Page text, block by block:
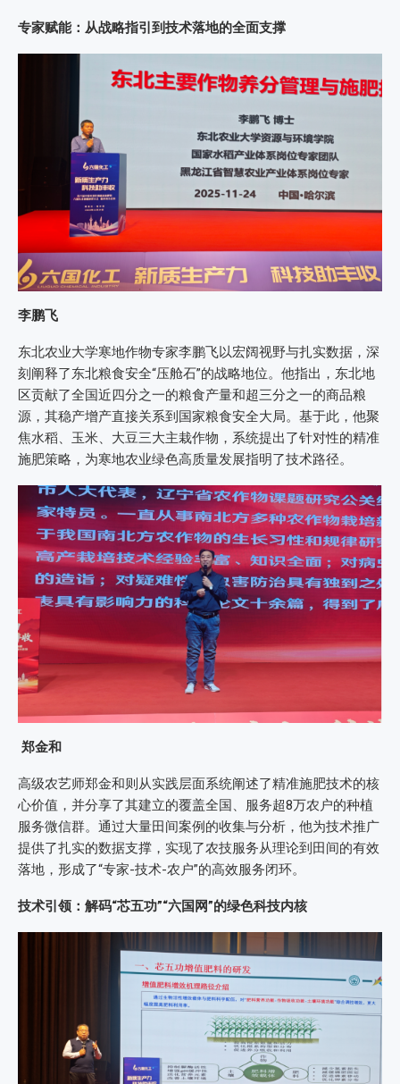
专家赋能：从战略指引到技术落地的全面支撑
李鹏飞
东北农业大学寒地作物专家李鹏飞以宏阔视野与扎实数据，深
刻阐释了东北粮食安全“压舱石”的战略地位。他指出，东北地
区贡献了全国近四分之一的粮食产量和超三分之一的商品粮
源，其稳产增产直接关系到国家粮食安全大局。基于此，他聚
焦水稻、玉米、大豆三大主栽作物，系统提出了针对性的精准
施肥策略，为寒地农业绿色高质量发展指明了技术路径。
郑金和
高级农艺师郑金和则从实践层面系统阐述了精准施肥技术的核
心价值，并分享了其建立的覆盖全国、服务超8万农户的种植
服务微信群。通过大量田间案例的收集与分析，他为技术推广
提供了扎实的数据支撑，实现了农技服务从理论到田间的有效
落地，形成了“专家-技术-农户”的高效服务闭环。
技术引领：解码“芯五功”“六国网”的绿色科技内核